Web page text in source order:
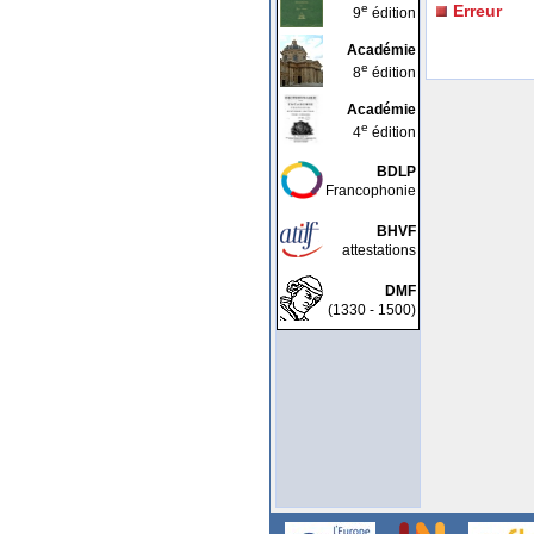
9e édition
Académie
8e édition
Académie
4e édition
BDLP
Francophonie
BHVF
attestations
DMF
(1330 - 1500)
Erreur